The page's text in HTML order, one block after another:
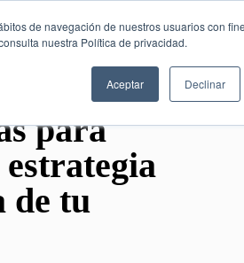
de navegación de nuestros usuarios con
nuestra Política de privacidad.
Aceptar Declinar
para
de tu